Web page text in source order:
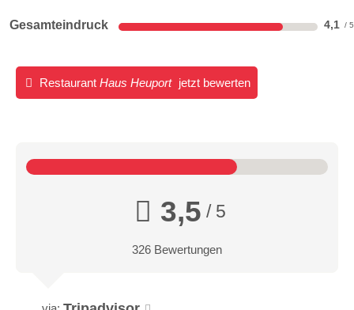
Gesamteindruck 4,1
Restaurant Haus Heuport jetzt bewerten
3,5 / 5
326 Bewertungen